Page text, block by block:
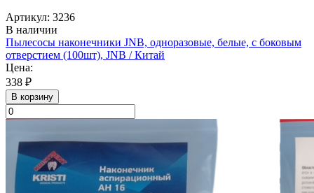
Артикул: 3236
В наличии
Пылесосы наконечники JNB, одноразовые, белые, с боковым
отверстием (100шт), JNB / Китай
Цена:
338 ₽
В корзину